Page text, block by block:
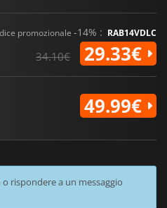
promozionale -14% : RAB14VDLC
34.10€ 29.33€
49.99€
rispondere a un messaggio